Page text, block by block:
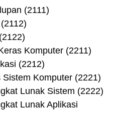
(2111)
Komputer (2211)
(2212)
Komputer (2221)
Lunak Sistem (2222)
Lunak Aplikasi